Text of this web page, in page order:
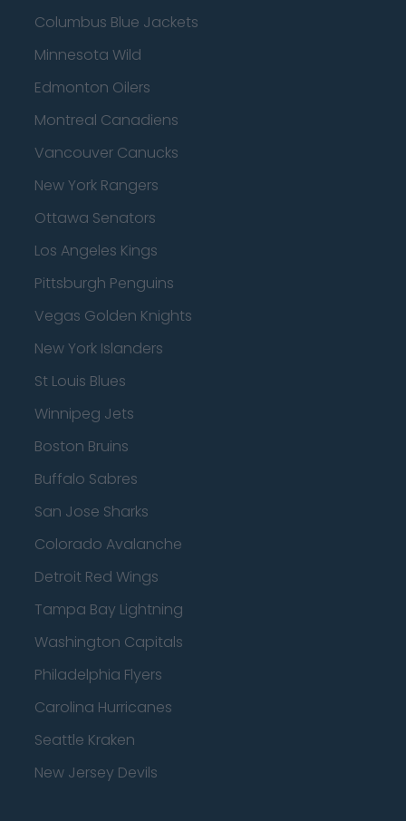
Columbus Blue Jackets
Minnesota Wild
Edmonton Oilers
Montreal Canadiens
Vancouver Canucks
New York Rangers
Ottawa Senators
Los Angeles Kings
Pittsburgh Penguins
Vegas Golden Knights
New York Islanders
St Louis Blues
Winnipeg Jets
Boston Bruins
Buffalo Sabres
San Jose Sharks
Colorado Avalanche
Detroit Red Wings
Tampa Bay Lightning
Washington Capitals
Philadelphia Flyers
Carolina Hurricanes
Seattle Kraken
New Jersey Devils